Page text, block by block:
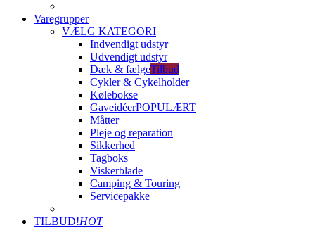
Varegrupper
VÆLG KATEGORI
Indvendigt udstyr
Udvendigt udstyr
Dæk & fælgeTilbud
Cykler & Cykelholder
Kølebokse
GaveidéerPOPULÆRT
Måtter
Pleje og reparation
Sikkerhed
Tagboks
Viskerblade
Camping & Touring
Servicepakke
TILBUD!HOT